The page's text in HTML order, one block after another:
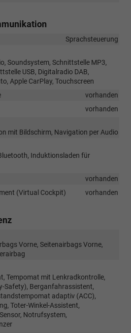
Sprachsteuerung
Soundsystem, Schnittstelle MP3,
USB, Digitalradio DAB,
Apple CarPlay, Touchscreen
vorhanden
vorhanden
mit Bildschirm, Navigation per Audio
Induktionsladen für
vorhanden
(Virtual Cockpit)
vorhanden
Vorne, Seitenairbags Vorne,
Tempomat mit Lenkradkontrolle,
Safety), Berganfahrassistent,
adaptiv (ACC),
Toter-Winkel-Assistent,
Notrufsystem,